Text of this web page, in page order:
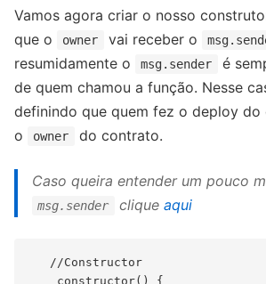
Vamos agora criar o nosso
que o
owner vai receber o
resumidamente o
msg.sender
é
de quem chamou a função. Nesse
definindo que quem fez o deploy
o
owner do contrato.
Caso queira entender um pouco
msg.sender clique aqui
   //Constructor
    constructor() {